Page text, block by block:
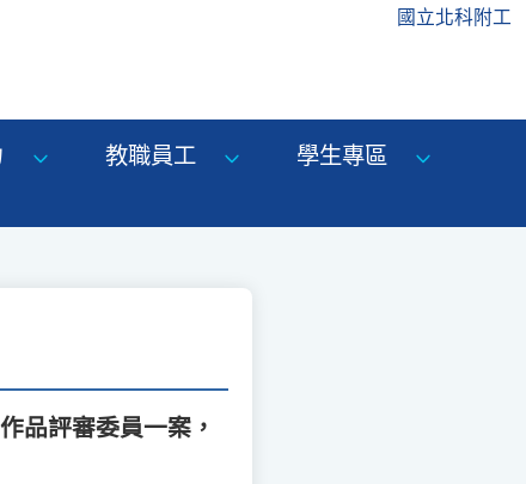
國立北科附工
教職員工
學生專區
品評審委員一案，